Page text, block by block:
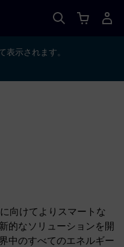
表示されます。
向けてよりスマートな
的なソリューションを開
中のすべてのエネルギー